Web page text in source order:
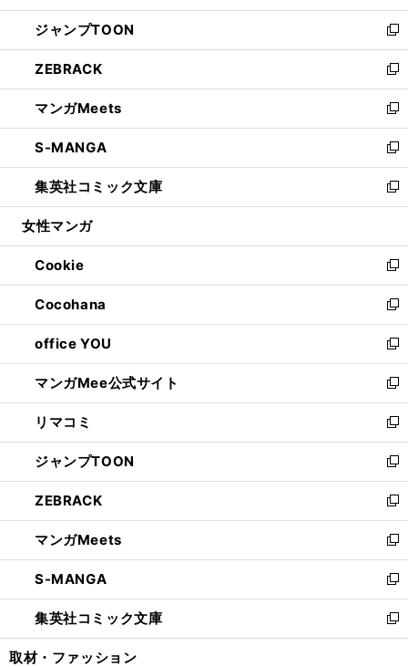
開
く
ウ
で
開
く
ン
ド
ウ
で
開
く
ウ
ィ
ン
ド
ウ
で
開
く
し
い
ウ
ィ
ン
ド
ウ
で
開
く
ジャンプTOON
新
し
い
ウ
ィ
ン
ド
ウ
で
開
ZEBRACK
新
し
い
ウ
ィ
ン
ド
ウ
開
く
マンガMeets
新
し
い
ウ
ィ
ン
ウ
で
開
く
S-MANGA
新
し
い
ウ
ン
ド
ウ
で
開
く
集英社コミック文庫
新
し
ウ
ィ
ン
ド
ウ
で
開
く
女性マンガ
Cookie
新
し
い
ウ
ィ
ン
ド
ウ
で
開
く
Cocohana
新
し
い
ウ
ィ
ン
ド
ウ
で
開
く
office YOU
新
し
い
ウ
ィ
ン
ド
ウ
で
開
く
マンガMee公式サイト
新
し
い
ウ
ィ
ン
ド
ウ
で
開
く
リマコミ
新
し
い
ウ
ィ
ン
ド
ウ
で
開
く
ジャンプTOON
新
し
い
ウ
ィ
ン
ド
ウ
で
開
ZEBRACK
新
し
い
ウ
ィ
ン
ド
ウ
マンガMeets
新
し
い
ウ
ィ
ン
S-MANGA
新
し
い
ウ
集英社コミック文庫
新
し
取材・ファッション